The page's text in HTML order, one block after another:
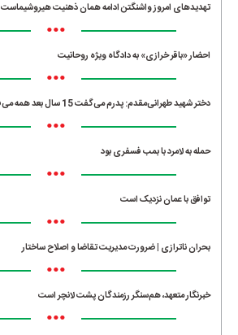
تهدیدهای امروز واشنگتن ادامه همان ذهنیت هیروشیماست
•••
احضار «باقر خرازی» به دادگاه ویژه روحانیت
•••
دختر شهید طهرانی‌مقدم: پدرم می‌گفت 15 سال بعد همه می‌فهمند چه کرده‌ایم
•••
حمله به لامرد با بمب فسفری بود
•••
توافق با عمان نزدیک است
•••
بحران ناترازی | ضرورت مدیریت تقاضا و اصلاح ساختار
•••
خبرنگار متعهد، هم‌سنگر رزمندگان پشت لانچر است
•••